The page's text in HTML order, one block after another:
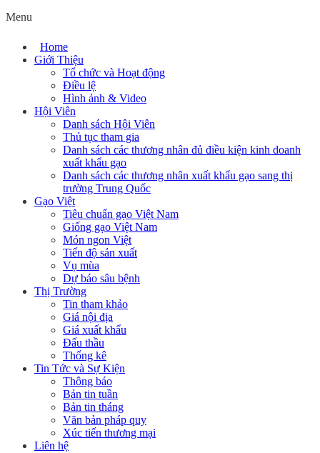
Menu
Home
Giới Thiệu
Tổ chức và Hoạt động
Điều lệ
Hình ảnh & Video
Hội Viên
Danh sách Hội Viên
Thủ tục tham gia
Danh sách các thương nhân đủ điều kiện kinh doanh
xuất khẩu gạo
Danh sách các thương nhân xuất khẩu gạo sang thị
trường Trung Quốc
Gạo Việt
Tiêu chuẩn gạo Việt Nam
Giống gạo Việt Nam
Món ngon Việt
Tiến độ sản xuất
Vụ mùa
Dự báo sâu bệnh
Thị Trường
Tin tham khảo
Giá nội địa
Giá xuất khẩu
Đấu thầu
Thống kê
Tin Tức và Sự Kiện
Thông báo
Bản tin tuần
Bản tin tháng
Văn bản pháp quy
Xúc tiến thương mại
Liên hệ